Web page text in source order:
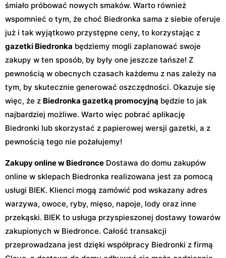
śmiało próbować nowych smaków. Warto również
wspomnieć o tym, że choć Biedronka sama z siebie oferuje
już i tak wyjątkowo przystępne ceny, to korzystając z
gazetki Biedronka będziemy mogli zaplanować swoje
zakupy w ten sposób, by były one jeszcze tańsze! Z
pewnością w obecnych czasach każdemu z nas zależy na
tym, by skutecznie generować oszczędności. Okazuje się
więc, że z Biedronka gazetką promocyjną będzie to jak
najbardziej możliwe. Warto więc pobrać aplikację
Biedronki lub skorzystać z papierowej wersji gazetki, a z
pewnością tego nie pożałujemy!
Zakupy online w Biedronce Dostawa do domu zakupów
online w sklepach Biedronka realizowana jest za pomocą
usługi BIEK. Klienci mogą zamówić pod wskazany adres
warzywa, owoce, ryby, mięso, napoje, lody oraz inne
przekąski. BIEK to usługa przyspieszonej dostawy towarów
zakupionych w Biedronce. Całość transakcji
przeprowadzana jest dzięki współpracy Biedronki z firmą